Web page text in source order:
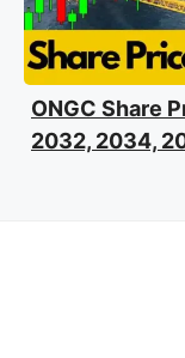
ONGC Share
2032, 2034,